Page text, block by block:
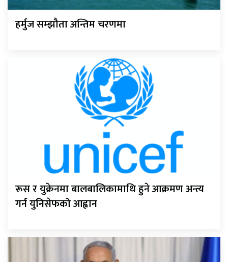
हर्मुज सम्झौता अन्तिम चरणमा
रूस र युक्रेनमा बालबालिकामाथि हुने आक्रमण अन्त्य
गर्न युनिसेफको आह्वान